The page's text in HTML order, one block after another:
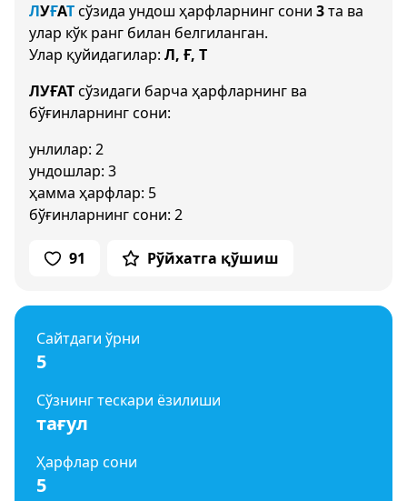
ЛУҒАТсўзида ундош ҳарфларнинг сони 3та ва
улар кўк ранг билан белгиланган.
Улар қуйидагилар: Л, Ғ, Т
ЛУҒАТсўзидаги барча ҳарфларнинг ва
бўғинларнинг сони:
унлилар: 2
ундошлар: 3
ҳамма ҳарфлар: 5
бўғинларнинг сони: 2
91 Рўйхатга қўшиш
Сайтдаги ўрни
5
Сўзнинг тескари ёзилиши
тағул
Ҳарфлар сони
5